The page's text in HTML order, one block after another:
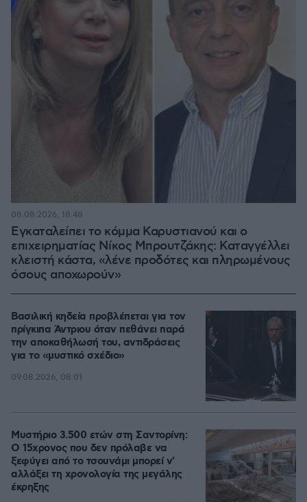
Εγκαταλείπει το κόμμα Καρυστιανού και ο
επιχειρηματίας Νίκος Μπρουτζάκης: Καταγγέλλει
κλειστή κάστα, «λένε προδότες και πληρωμένους
όσους αποχωρούν»
08.08.2026, 18:48
Βασιλική κηδεία προβλέπεται για τον
πρίγκιπα Άντριου όταν πεθάνει παρά
την αποκαθήλωσή του, αντιδράσεις
για το «μυστικό σχέδιο»
09.08.2026, 08:01
Μυστήριο 3.500 ετών στη Σαντορίνη:
Ο 15χρονος που δεν πρόλαβε να
ξεφύγει από το τσουνάμι μπορεί ν'
αλλάξει τη χρονολογία της μεγάλης
έκρηξης